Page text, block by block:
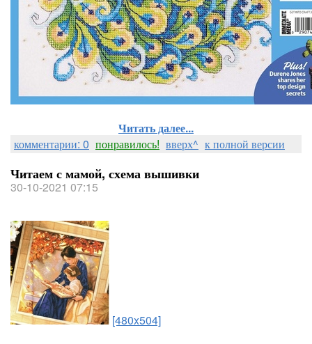
Читать далее...
комментарии: 0 понравилось! вверх^ к полной версии
Читаем с мамой, схема вышивки
30-10-2021 07:15
[480x504]